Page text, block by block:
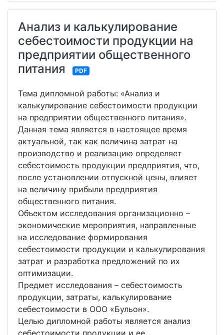
Анализ и калькулирование
себестоимости продукции на
предприятии общественного
питания
PDF
Тема дипломной работы: «Анализ и
калькулирование себестоимости продукции
на предприятии общественного питания».
Данная тема является в настоящее время
актуальной, так как величина затрат на
производство и реализацию определяет
себестоимость продукции предприятия, что,
после установлении отпускной цены, влияет
на величину прибыли предприятия
общественного питания.
Объектом исследования организационно –
экономические мероприятия, направленные
на исследование формирования
себестоимости продукции и калькулирования
затрат и разработка предложений по их
оптимизации.
Предмет исследования – себестоимость
продукции, затраты, калькулирование
себестоимости в ООО «Бульон».
Целью дипломной работы является анализ